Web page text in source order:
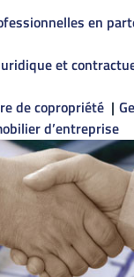
en
et
de copropriété
d’entreprise